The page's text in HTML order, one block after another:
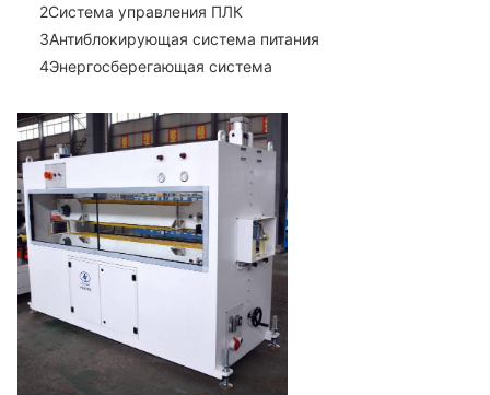
2Система управления ПЛК
3Антиблокирующая система питания
4Энергосберегающая система